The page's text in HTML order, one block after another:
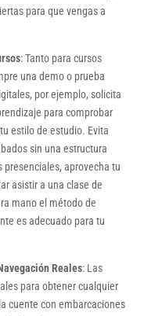
para que vengas a
: Tanto para cursos
una demo o prueba
por ejemplo, solicita
para comprobar
estilo de estudio. Evita
sin una estructura
aprovecha tu
asistir a una clase de
mano el método de
es adecuado para tu
Reales: Las
para obtener cualquier
cuente con embarcaciones